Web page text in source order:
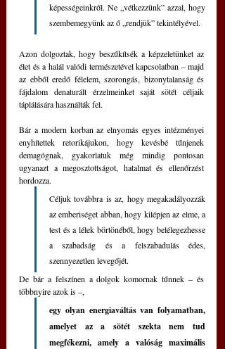
képességeinkről. Ne „vétkezzünk” azzal, hogy
szembemegyünk az ő „rendjük” tekintélyével.
Azon dolgoztak, hogy beszűkítsék a képzeletünket az
élet és a halál valódi természetével kapcsolatban – majd
az ebből eredő félelem, szorongás, bizonytalanság és
fájdalom denaturált érzelmeinket saját sötét céljaik
táplálására használták fel.
Bár a modern korban az elnyomás egyes intézményei
enyhítettek retorikájukon, hogy kevésbé tűnjenek
demagógnak, gyakorlatuk még mindig pontosan
ugyanazt a megosztottságot, hatalmat és ellenőrzést
hordozza.
Céljuk továbbra is az, hogy megakadályozzák
az emberiséget abban, hogy kilépjen az elme, a
test és a lélek börtönéből, hogy belélegezhesse
a szabadság és a felszabadulás édes,
szennyezetlen levegőjét.
De bár a felszínen a dolgok komornak tűnnek – és
többnyire azok is –,
egy olyan energiaváltás van folyamatban,
amelyet az a sötét szekta nem tud
megfékezni, amely a valóság maximális